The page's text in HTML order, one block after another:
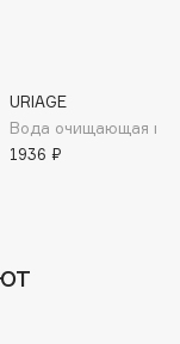
URIAGE
Вода очищающая
1936 ₽